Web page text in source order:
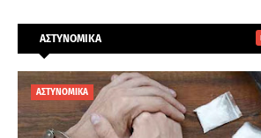
ΑΣΤΥΝΟΜΙΚΑ
ΑΣΤΥΝΟΜΙΚΑ